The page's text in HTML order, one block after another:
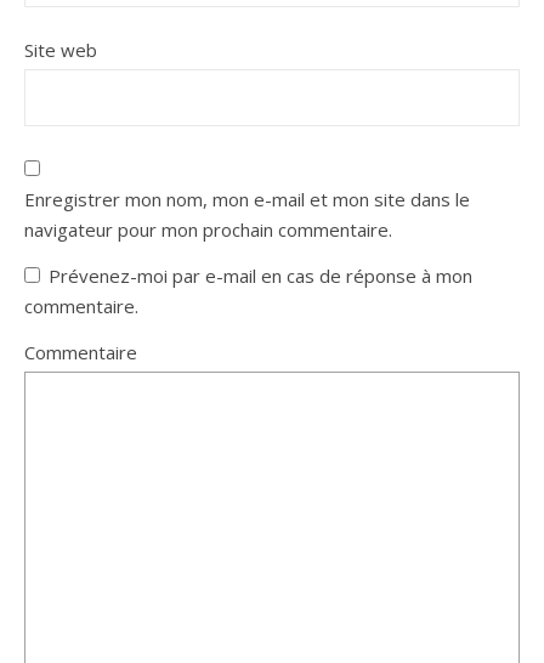
Site web
Enregistrer mon nom, mon e-mail et mon site dans le
navigateur pour mon prochain commentaire.
Prévenez-moi par e-mail en cas de réponse à mon
commentaire.
Commentaire